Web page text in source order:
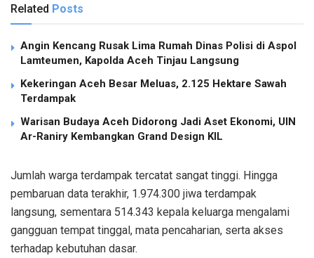
Related Posts
Angin Kencang Rusak Lima Rumah Dinas Polisi di Aspol
Lamteumen, Kapolda Aceh Tinjau Langsung
Kekeringan Aceh Besar Meluas, 2.125 Hektare Sawah
Terdampak
Warisan Budaya Aceh Didorong Jadi Aset Ekonomi, UIN
Ar-Raniry Kembangkan Grand Design KIL
Jumlah warga terdampak tercatat sangat tinggi. Hingga
pembaruan data terakhir, 1.974.300 jiwa terdampak
langsung, sementara 514.343 kepala keluarga mengalami
gangguan tempat tinggal, mata pencaharian, serta akses
terhadap kebutuhan dasar.